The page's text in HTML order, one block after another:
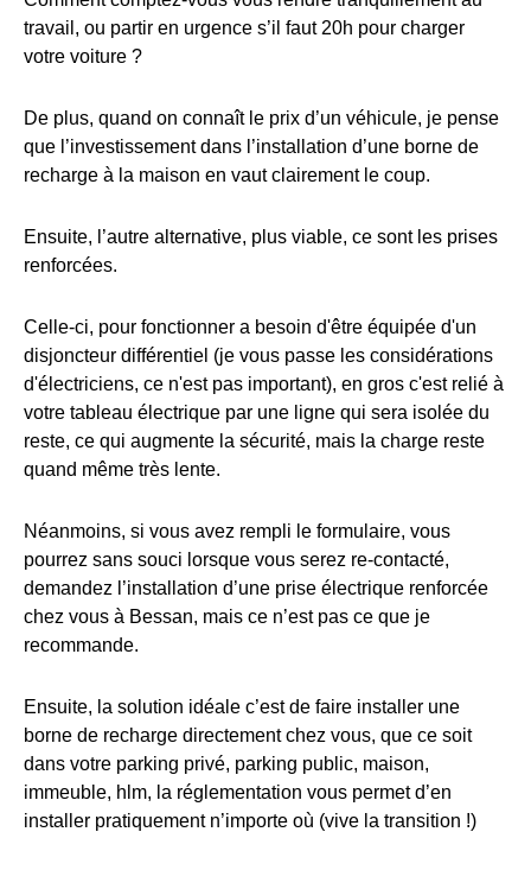
travail, ou partir en urgence s’il faut 20h pour charger
votre voiture ?
De plus, quand on connaît le prix d’un véhicule, je pense
que l’investissement dans l’installation d’une borne de
recharge à la maison en vaut clairement le coup.
Ensuite, l’autre alternative, plus viable, ce sont les prises
renforcées.
Celle-ci, pour fonctionner a besoin d'être équipée d'un
disjoncteur différentiel (je vous passe les considérations
d'électriciens, ce n'est pas important), en gros c'est relié à
votre tableau électrique par une ligne qui sera isolée du
reste, ce qui augmente la sécurité, mais la charge reste
quand même très lente.
Néanmoins, si vous avez rempli le formulaire, vous
pourrez sans souci lorsque vous serez re-contacté,
demandez l’installation d’une prise électrique renforcée
chez vous à Bessan, mais ce n’est pas ce que je
recommande.
Ensuite, la solution idéale c’est de faire installer une
borne de recharge directement chez vous, que ce soit
dans votre parking privé, parking public, maison,
immeuble, hlm, la réglementation vous permet d’en
installer pratiquement n’importe où (vive la transition !)